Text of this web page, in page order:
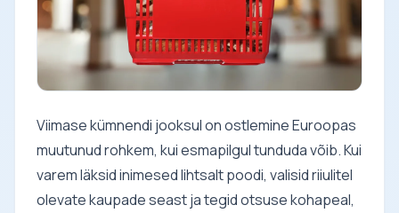
Viimase kümnendi jooksul on ostlemine Euroopas
muutunud rohkem, kui esmapilgul tunduda võib. Kui
varem läksid inimesed lihtsalt poodi, valisid riiulitel
olevate kaupade seast ja tegid otsuse kohapeal,